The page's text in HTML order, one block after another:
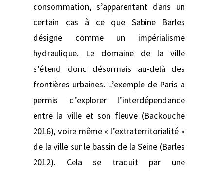
consommation, s’apparentant dans un
certain cas à ce que Sabine Barles
désigne comme un impérialisme
hydraulique. Le domaine de la ville
s’étend donc désormais au-delà des
frontières urbaines. L’exemple de Paris a
permis d’explorer l’interdépendance
entre la ville et son fleuve (Backouche
2016), voire même « l’extraterritorialité »
de la ville sur le bassin de la Seine (Barles
2012). Cela se traduit par une